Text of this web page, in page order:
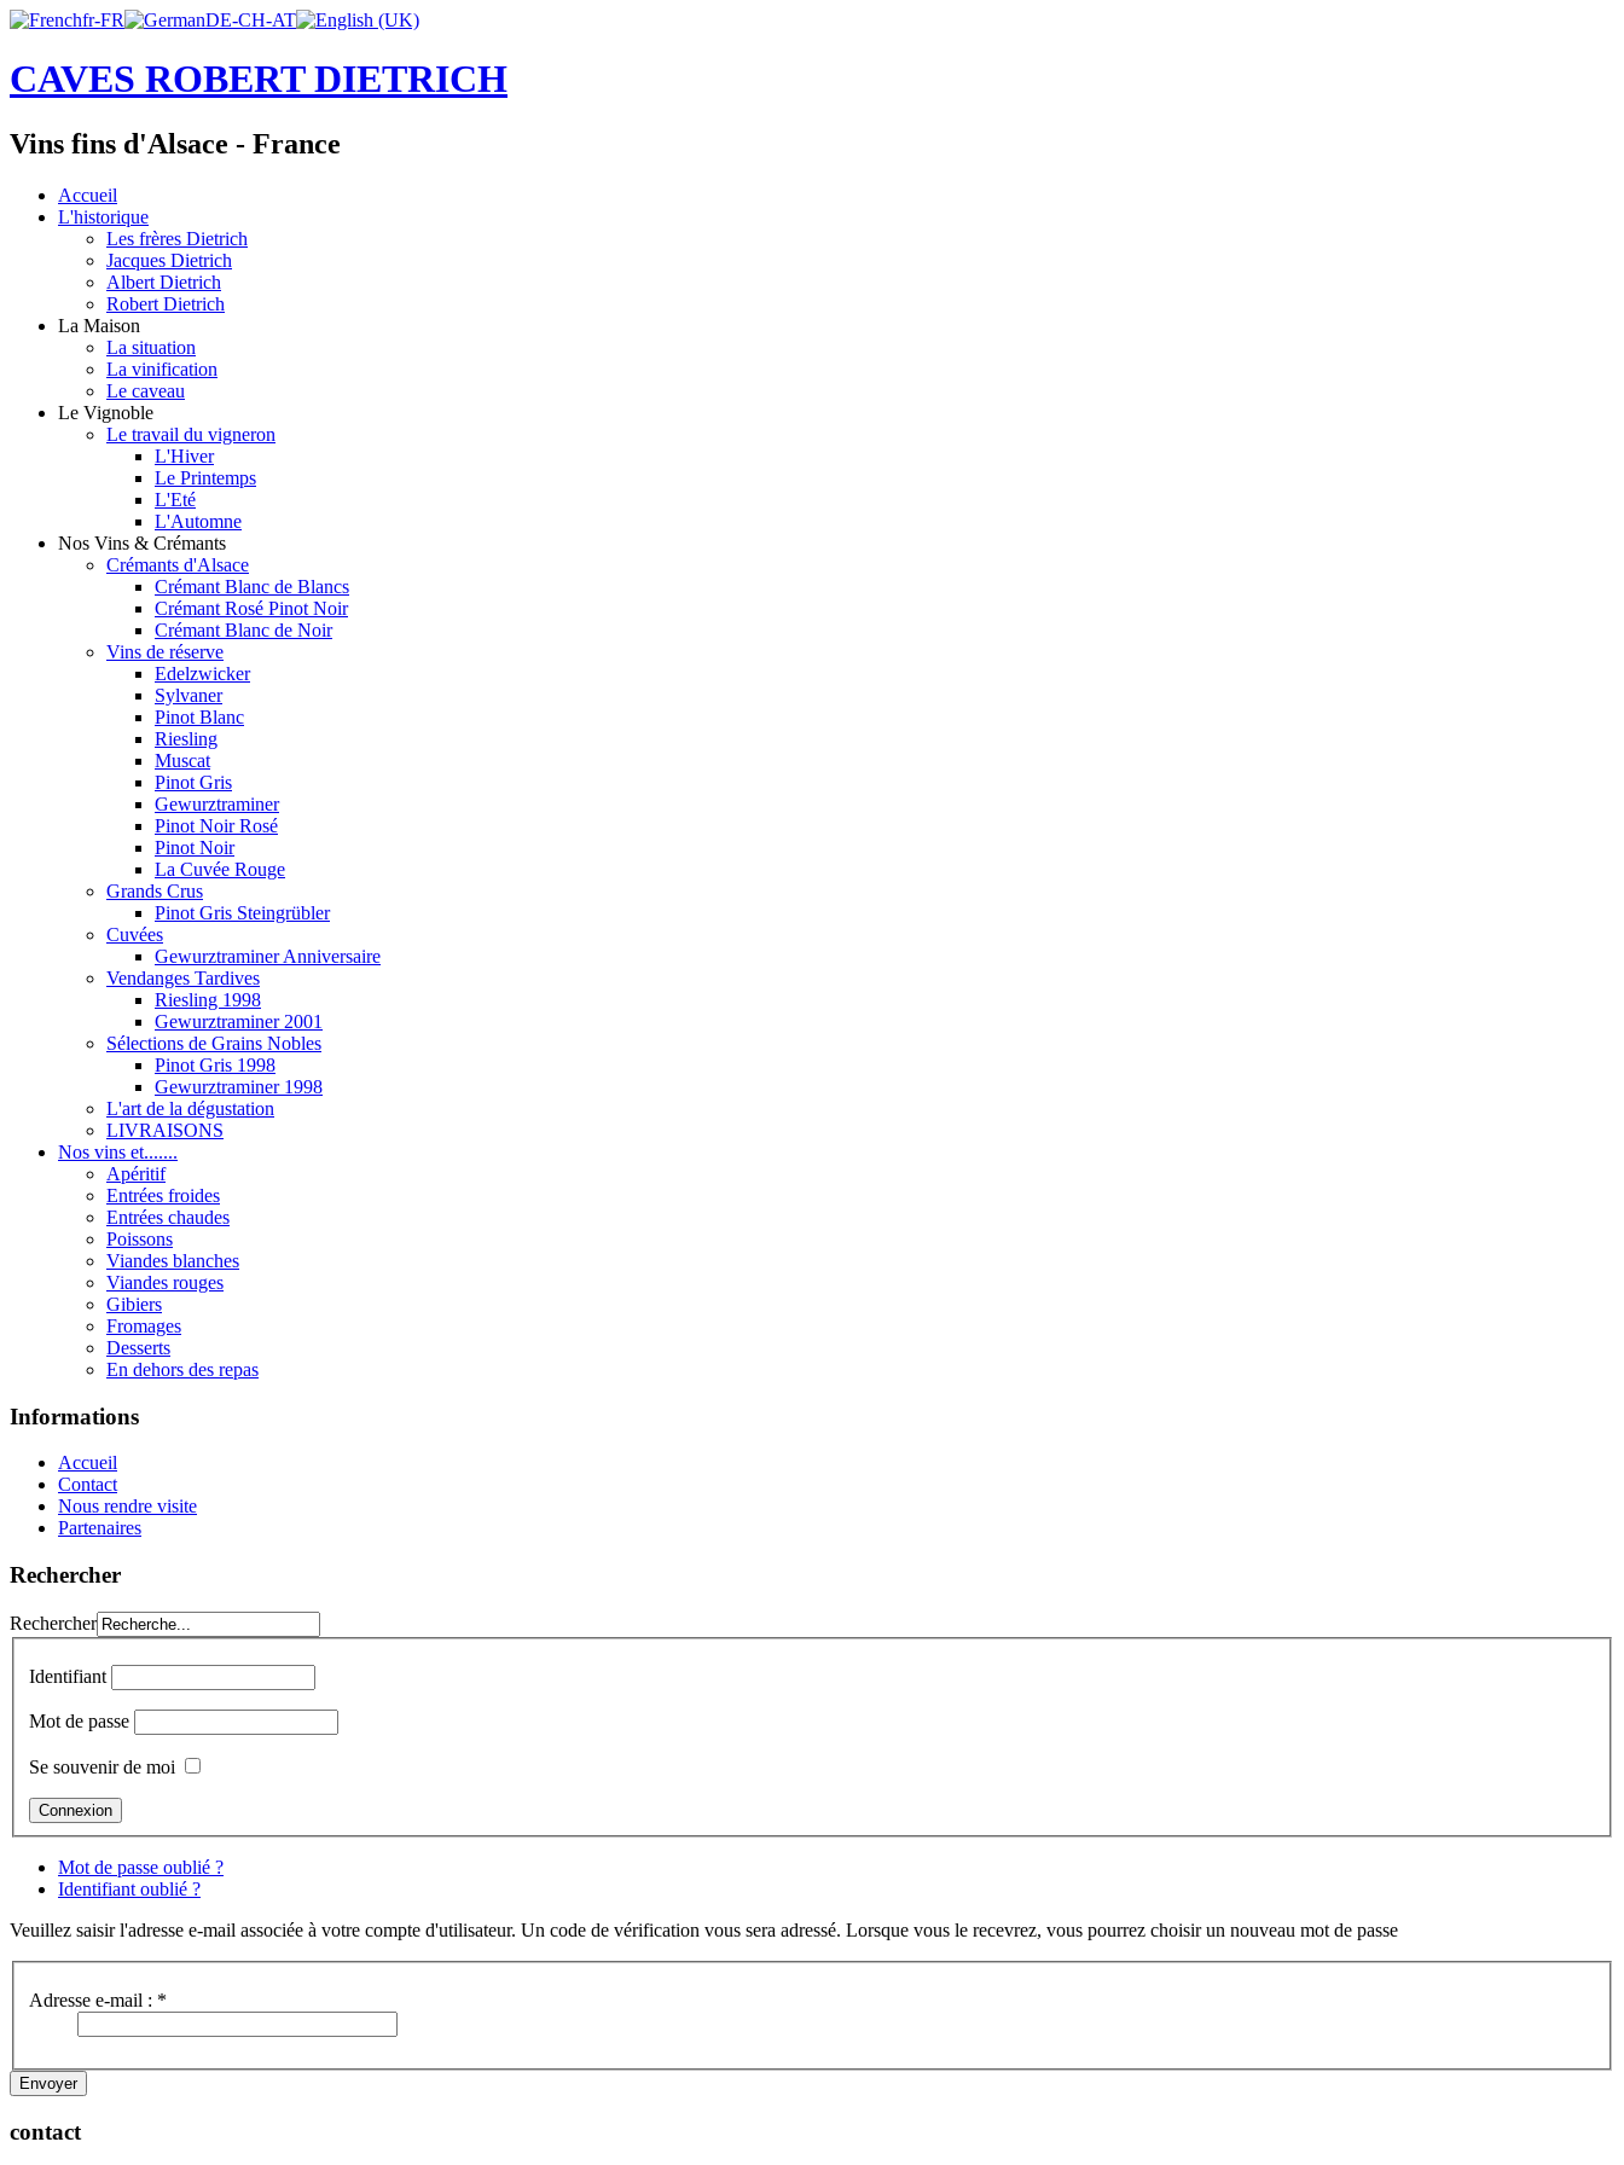
CAVES ROBERT DIETRICH
Vins fins d'Alsace - France
Accueil
L'historique
Les frères Dietrich
Jacques Dietrich
Albert Dietrich
Robert Dietrich
La Maison
La situation
La vinification
Le caveau
Le Vignoble
Le travail du vigneron
L'Hiver
Le Printemps
L'Eté
L'Automne
Nos Vins & Crémants
Crémants d'Alsace
Crémant Blanc de Blancs
Crémant Rosé Pinot Noir
Crémant Blanc de Noir
Vins de réserve
Edelzwicker
Sylvaner
Pinot Blanc
Riesling
Muscat
Pinot Gris
Gewurztraminer
Pinot Noir Rosé
Pinot Noir
La Cuvée Rouge
Grands Crus
Pinot Gris Steingrübler
Cuvées
Gewurztraminer Anniversaire
Vendanges Tardives
Riesling 1998
Gewurztraminer 2001
Sélections de Grains Nobles
Pinot Gris 1998
Gewurztraminer 1998
L'art de la dégustation
LIVRAISONS
Nos vins et.......
Apéritif
Entrées froides
Entrées chaudes
Poissons
Viandes blanches
Viandes rouges
Gibiers
Fromages
Desserts
En dehors des repas
Informations
Accueil
Contact
Nous rendre visite
Partenaires
Rechercher
Rechercher
Identifiant
Mot de passe
Se souvenir de moi
Mot de passe oublié ?
Identifiant oublié ?
Veuillez saisir l'adresse e-mail associée à votre compte d'utilisateur. Un code de vérification vous sera adressé. Lorsque vous le recevrez, vous pourrez choisir un nouveau mot de passe
Adresse e-mail : *
Envoyer
contact